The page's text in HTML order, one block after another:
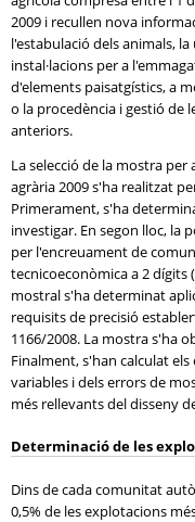
2009 i recullen nova
l'estabulació dels animals,
instal·lacions per a
d'elements paisatgístics, a
o la procedència i gestió de
anteriors.
La selecció de la mostra
agrària 2009 s'ha realitzat
Primerament, s'ha
investigar. En segon lloc, la
per l'encreuament de
tecnicoeconòmica a 2 dígits
mostral s'ha determinat
requisits de precisió
1166/2008. La mostra s'ha
Finalment, s'han calculat
variables i dels errors de
més rellevants del disseny
Determinació de les
Dins de cada comunitat
0,5% de les explotacions